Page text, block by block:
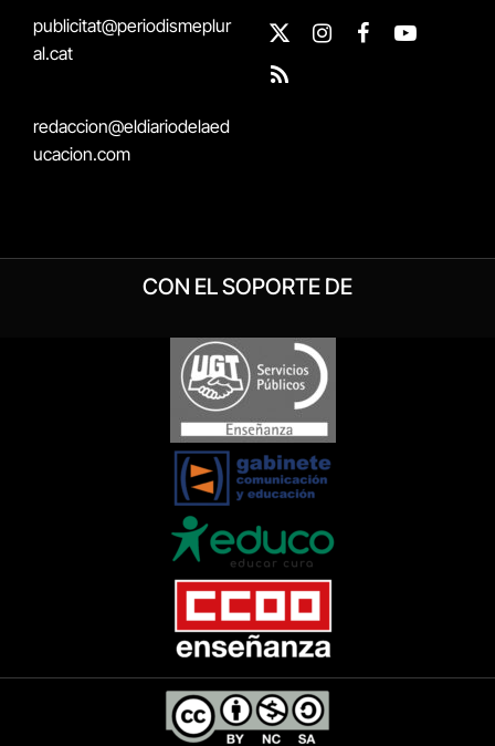
publicitat@periodismeplur
al.cat
redaccion@eldiariodelaed
ucacion.com
X
(Twitter)
InstagramFacebookYouTube
RSS
CON EL SOPORTE DE